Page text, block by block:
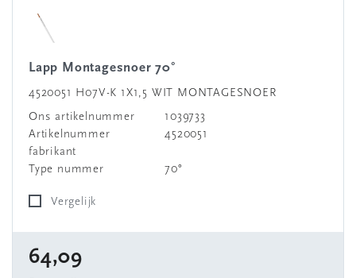
Lapp Montagesnoer 70°
4520051 H07V-K 1X1,5 WIT MONTAGESNOER
Ons artikelnummer
1039733
Artikelnummer
fabrikant
4520051
Type nummer 70°
Vergelijk
64,09